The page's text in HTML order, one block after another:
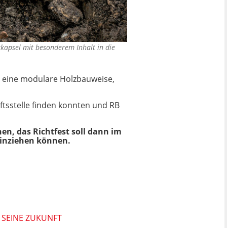
mit besonderem Inhalt in die
modulare Holzbauweise,
finden konnten und RB
das Richtfest soll dann im
können.
ZUKUNFT